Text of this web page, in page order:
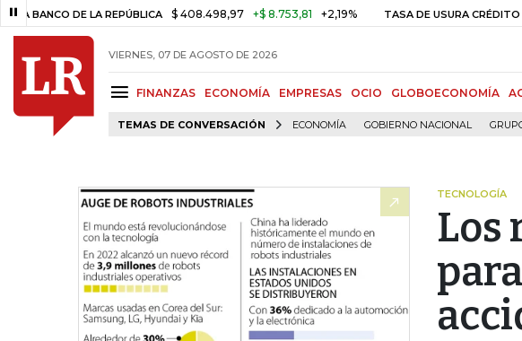
DE LA REPÚBLICA $ 408.498,97 +$ 8.753,81 +2,19% TASA DE USURA CRÉDITO
VIERNES, 07 DE AGOSTO DE 2026
FINANZAS ECONOMÍA EMPRESAS OCIO GLOBOECONOMÍA
TEMAS DE CONVERSACIÓN ECONOMÍA GOBIERNO NACIONAL
TECNOLOGÍA
Los